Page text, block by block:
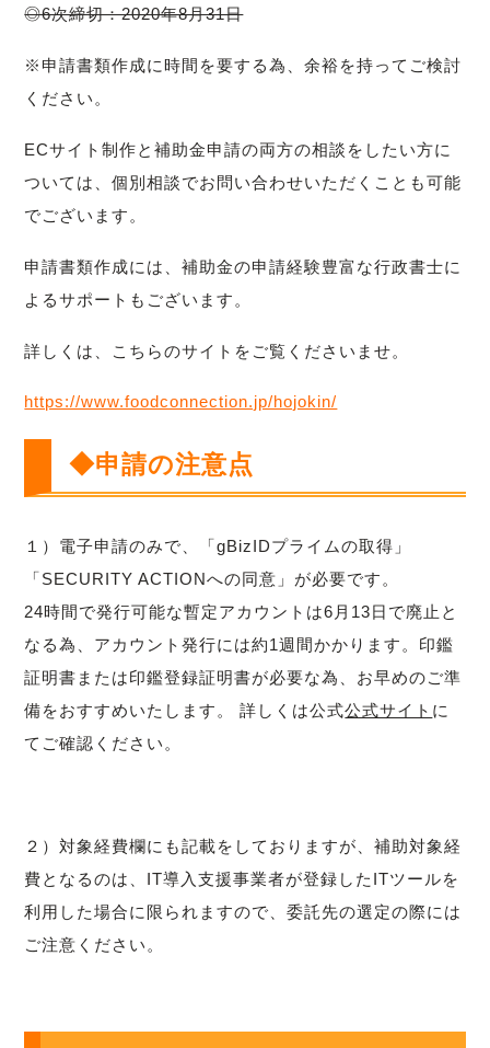
◎6次締切：2020年8月31日
※申請書類作成に時間を要する為、余裕を持ってご検討
ください。
ECサイト制作と補助金申請の両方の相談をしたい方に
ついては、個別相談でお問い合わせいただくことも可能
でございます。
申請書類作成には、補助金の申請経験豊富な行政書士に
よるサポートもございます。
詳しくは、こちらのサイトをご覧くださいませ。
https://www.foodconnection.jp/hojokin/
◆申請の注意点
１）電子申請のみで、「gBizIDプライムの取得」
「SECURITY ACTIONへの同意」が必要です。
24時間で発行可能な暫定アカウントは6月13日で廃止と
なる為、アカウント発行には約1週間かかります。印鑑
証明書または印鑑登録証明書が必要な為、お早めのご準
備をおすすめいたします。 詳しくは公式公式サイト に
てご確認ください。
２）対象経費欄にも記載をしておりますが、補助対象経
費となるのは、IT導入支援事業者が登録したITツールを
利用した場合に限られますので、委託先の選定の際には
ご注意ください。